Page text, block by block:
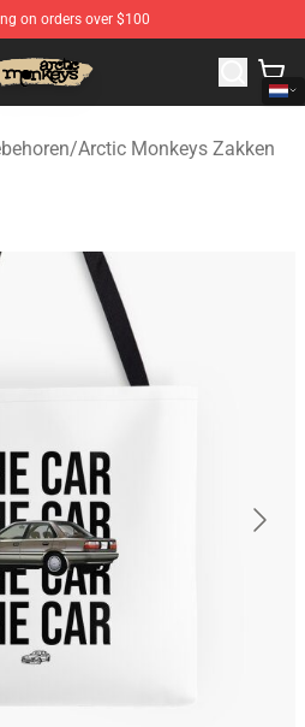
on orders over $100
- Official Arctic Monkeys
/Arctic Monkeys Zakken